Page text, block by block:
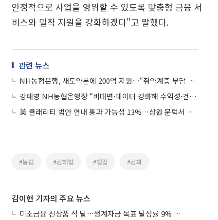
안정적으로 사업을 영위할 수 있도록 맞춤형 금융 서
비스와 밀착 지원을 강화하겠다"고 말했다.
관련 뉴스
NH농협은행, 새도약론에 200억 지원…“취약계층 부담 경감”
강태영 NH농협은행장 “비대면·데이터 강화해 수익성·건전성 확보”
美 클래리티 법안 연내 통과 가능성 13%…상원 문턱서 제동
#농협 #강태형 #행장 #강화
김이현 기자의 주요 뉴스
미소금융 신상품 석 달⋯생계자금 목표 달성률 9% 그쳐